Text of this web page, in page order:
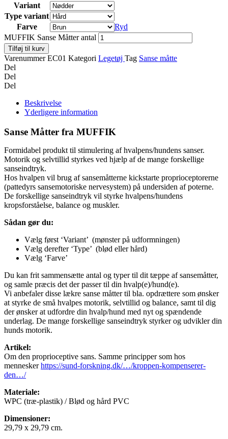
Variant
Type variant
Farve
Ryd
MUFFIK Sanse Måtter antal
Tilføj til kurv
VarenummerEC01 Kategori Legetøj Tag Sanse måtte
Del
Del
Del
Beskrivelse
Yderligere information
Sanse Måtter fra MUFFIK
Formidabel produkt til stimulering af hvalpens/hundens sanser.
Motorik og selvtillid styrkes ved hjælp af de mange forskellige
sanseindtryk.
Hos hvalpen vil brug af sansemåtterne kickstarte proprioceptorerne
(pattedyrs sansemotoriske nervesystem) på undersiden af poterne.
De forskellige sanseindtryk vil styrke hvalpens/hundens
kropsforståelse, balance og muskler.
Sådan gør du:
Vælg først ‘Variant’ (mønster på udformningen)
Vælg derefter ‘Type’ (blød eller hård)
Vælg ‘Farve’
Du kan frit sammensætte antal og typer til dit tæppe af sansemåtter,
og samle præcis det der passer til din hvalp(e)/hund(e).
Vi anbefaler disse lækre sanse måtter til bla. opdrættere som ønsker
at styrke de små hvalpes motorik, selvtillid og balance, samt til dig
der ønsker at udfordre din hvalp/hund med nyt og spændende
underlag. De mange forskellige sanseindtryk styrker og udvikler din
hunds motorik.
Artikel:
Om den proprioceptive sans. Samme principper som hos
menneskerhttps://sund-forskning.dk/…/kroppen-kompenserer-
den…/
Materiale:
WPC (træ-plastik) / Blød og hård PVC
Dimensioner:
29,79 x 29,79 cm.